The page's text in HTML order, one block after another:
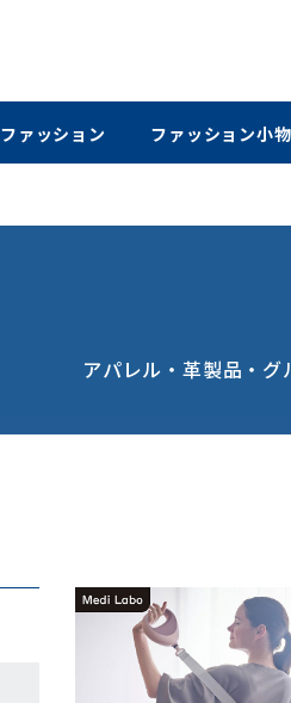
ファッション ファッション小物
アパレル・革製品・グ